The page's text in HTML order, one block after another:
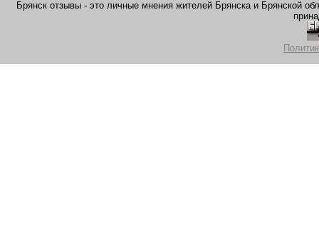
Брянск отзывы - это личные мнения жителей Брянска и Брянской